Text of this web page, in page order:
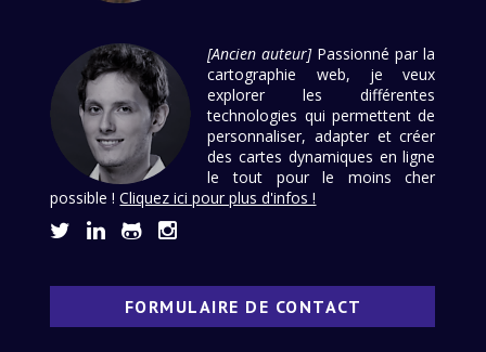
[Ancien auteur]Passionné par la
cartographie web, je veux
explorer les différentes
technologies qui permettent de
personnaliser, adapter et créer
des cartes dynamiques en ligne
le tout pour le moins cher
possible !Cliquez ici pour plus d'infos !
FORMULAIRE DE CONTACT